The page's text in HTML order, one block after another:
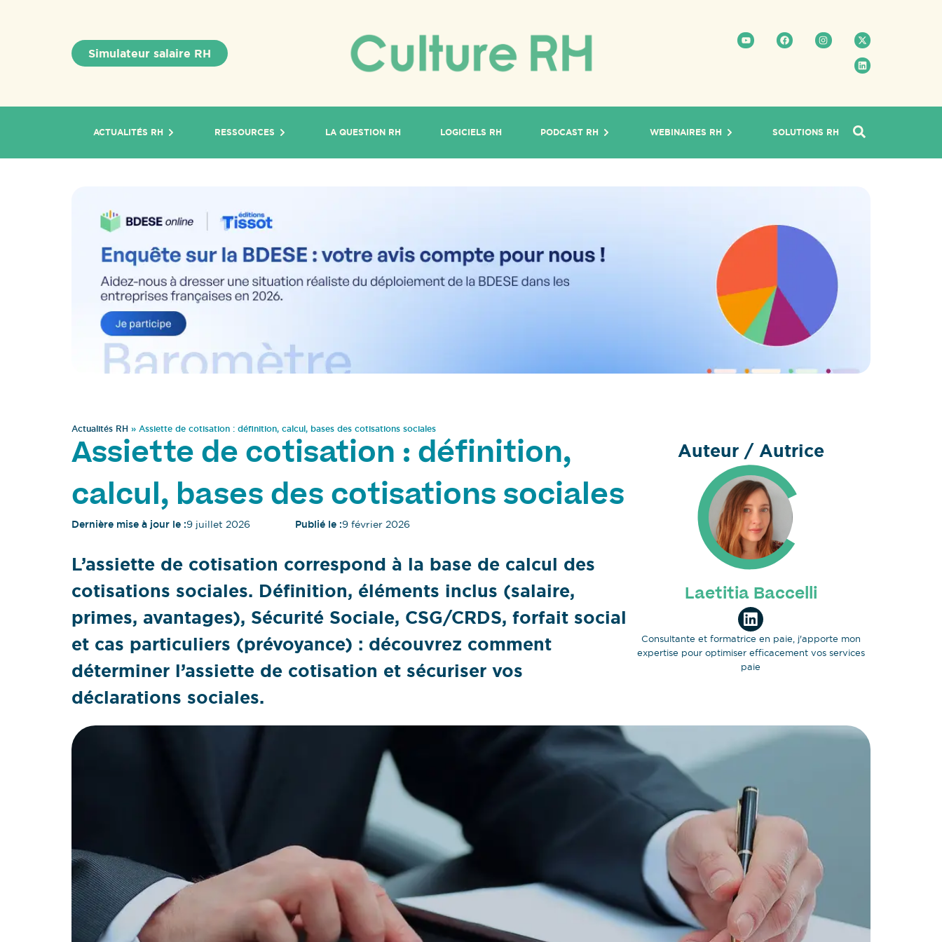
Simulateur salaire RH
ACTUALITÉS RH RESSOURCES LA QUESTION RH LOGICIELS RH PODCAST RH WEBINAIRES RH SOLUTIONS RH
Actualités RH » Assiette de cotisation : définition, calcul, bases des cotisations sociales
Assiette de cotisation : définition,
calcul, bases des cotisations sociales
Dernière mise à jour le :9 juillet 2026 Publié le :9 février 2026
L’assiette de cotisation correspond à la base de calcul des
cotisations sociales. Définition, éléments inclus (salaire,
primes, avantages), Sécurité Sociale, CSG/CRDS, forfait social
et cas particuliers (prévoyance) : découvrez comment
déterminer l’assiette de cotisation et sécuriser vos
déclarations sociales.
Auteur / Autrice
Laetitia Baccelli
Consultante et formatrice en paie, j'apporte mon
expertise pour optimiser efficacement vos services
paie